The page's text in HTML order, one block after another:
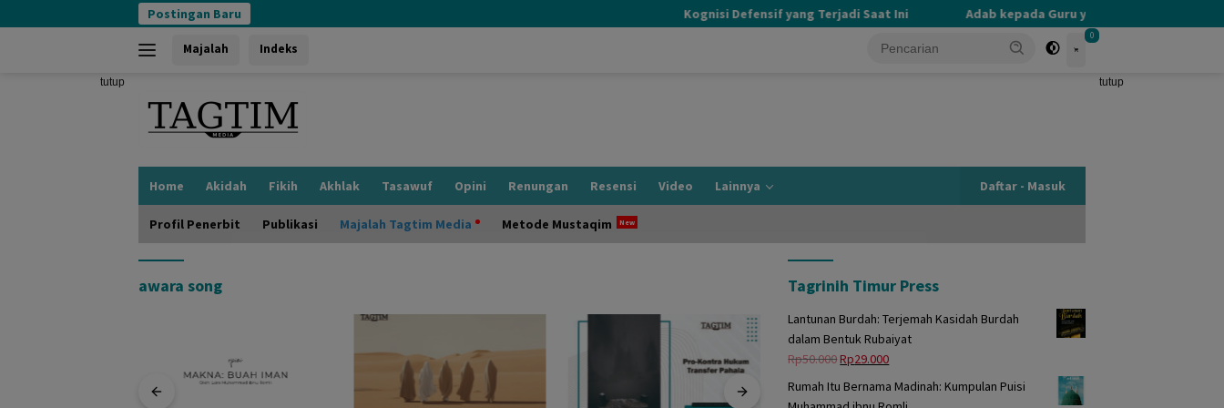
ke
Postingan Baru Kognisi Defensif yang Terjadi Saat Ini Adab kepada Guru yang Terlupakan
Majalah Indeks
0
tutup tutup
Home Akidah Fikih Akhlak Tasawuf Opini Renungan Resensi Video Lainnya Daftar - Masuk
Profil Penerbit Publikasi Majalah Tagtim Media Metode Mustaqim
awara song Tagrinih Timur Press
Lantunan Burdah: Terjemah Kasidah Burdah
dalam Bentuk Rubaiyat
Rp50.000Harga
adalah:
Rp29.000Harga
Rumah Itu Bernama Madinah: Kumpulan Puisi